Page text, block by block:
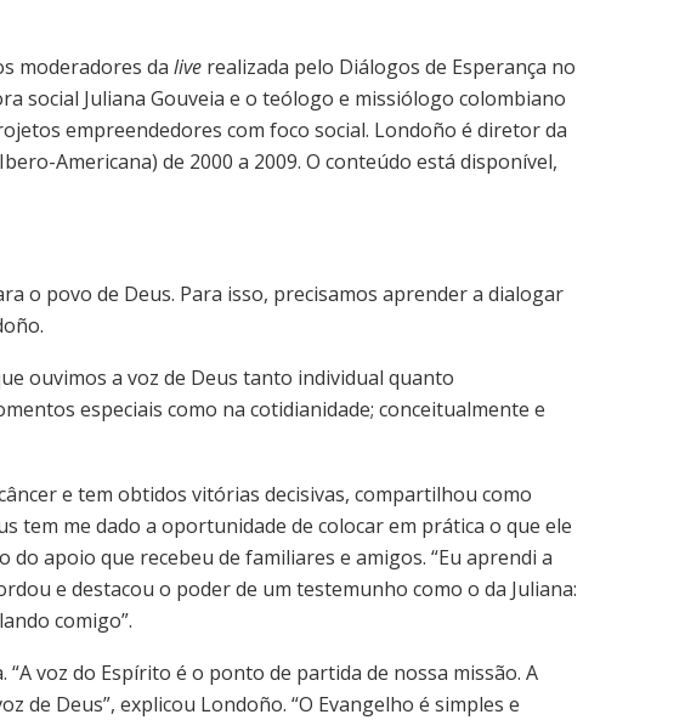
moderadores da live realizada pelo Diálogos de Esperança no
social Juliana Gouveia e o teólogo e missiólogo colombiano
empreendedores com foco social. Londoño é diretor da
Americana) de 2000 a 2009. O conteúdo está disponível,
o povo de Deus. Para isso, precisamos aprender a dialogar
ouvimos a voz de Deus tanto individual quanto
especiais como na cotidianidade; conceitualmente e
e tem obtidos vitórias decisivas, compartilhou como
tem me dado a oportunidade de colocar em prática o que ele
apoio que recebeu de familiares e amigos. “Eu aprendi a
e destacou o poder de um testemunho como o da Juliana:
comigo”.
voz do Espírito é o ponto de partida de nossa missão. A
de Deus”, explicou Londoño. “O Evangelho é simples e